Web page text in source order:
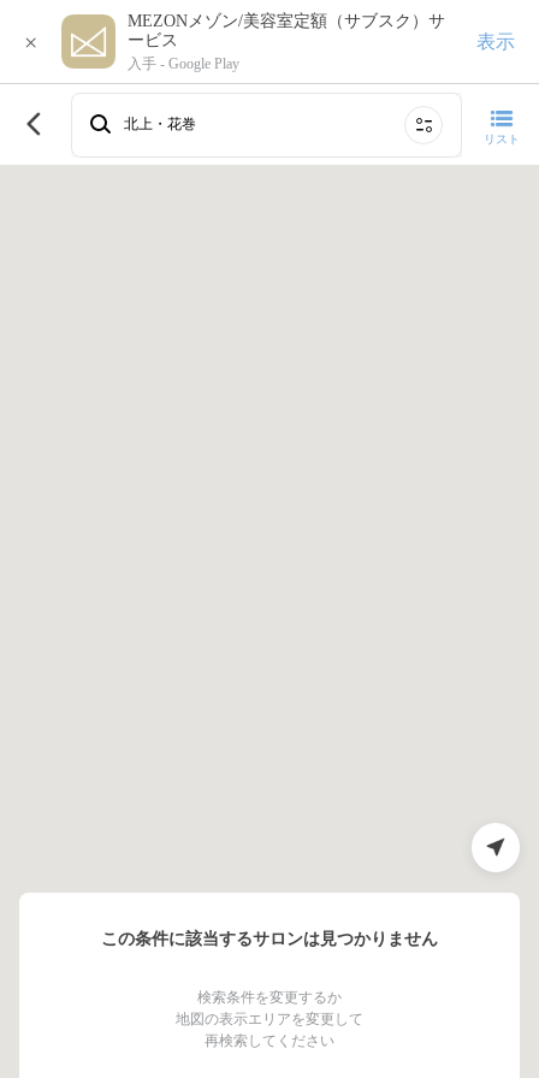
×
MEZONメゾン/美容室定額（サブスク）サ
ービス
入手 - Google Play
表示
北上・花巻
リスト
このエリアで再検索する
この条件に該当するサロンは見つかりません
検索条件を変更するか
地図の表示エリアを変更して
再検索してください